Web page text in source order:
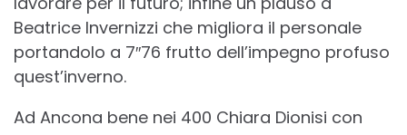
Beatrice Invernizzi che migliora il personale
portandolo a 7″76 frutto dell’impegno profuso
quest’inverno.
Ad Ancona bene nei 400 Chiara Dionisi con